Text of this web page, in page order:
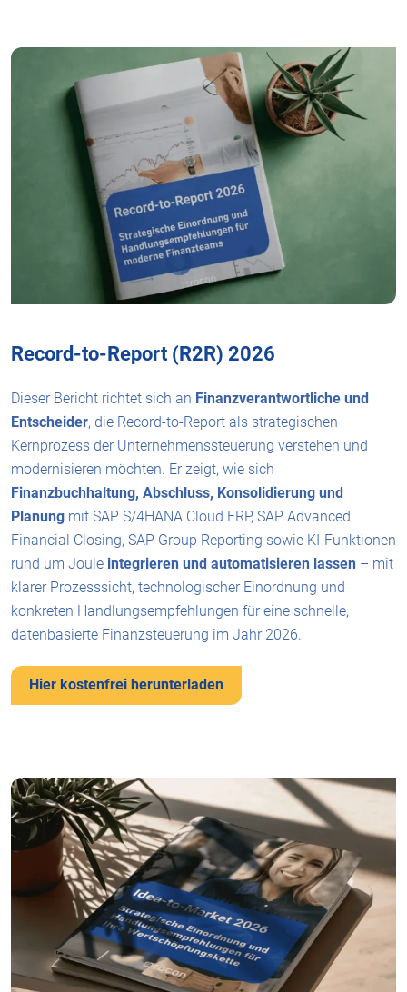
Record-to-Report (R2R) 2026
Dieser Bericht richtet sich an Finanzverantwortliche und
Entscheider, die Record-to-Report als strategischen
Kernprozess der Unternehmenssteuerung verstehen und
modernisieren möchten. Er zeigt, wie sich
Finanzbuchhaltung, Abschluss, Konsolidierung und
Planung mit SAP S/4HANA Cloud ERP, SAP Advanced
Financial Closing, SAP Group Reporting sowie KI-Funktionen
rund um Joule integrieren und automatisieren lassen – mit
klarer Prozesssicht, technologischer Einordnung und
konkreten Handlungsempfehlungen für eine schnelle,
datenbasierte Finanzsteuerung im Jahr 2026.
Hier kostenfrei herunterladen